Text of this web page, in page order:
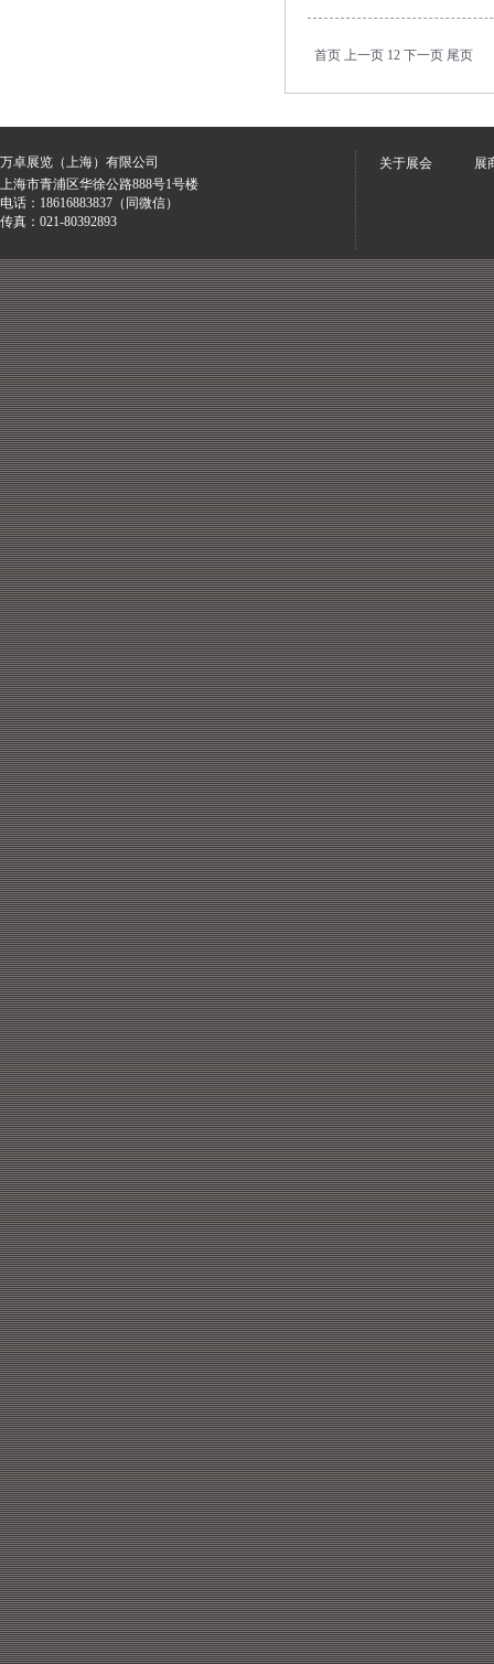
首页 上一页 12 下一页 尾页
万卓展览（上海）有限公司 关于展会
展
上海市青浦区华徐公路888号1号楼
电话：18616883837（同微信）
传真：021-80392893